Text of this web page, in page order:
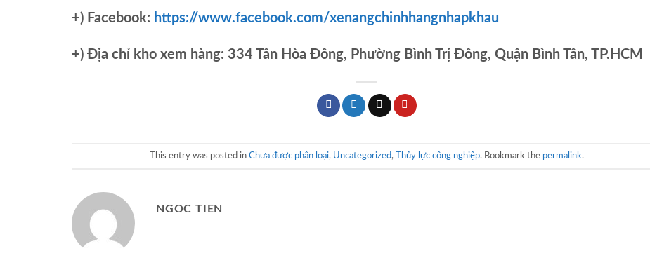
+) Facebook: https://www.facebook.com/xenangchinhhangnhapkhau
+) Địa chỉ kho xem hàng: 334 Tân Hòa Đông, Phường Bình Trị Đông, Quận Bình Tân, TP.HCM
This entry was posted in Chưa được phân loại, Uncategorized, Thủy lực công nghiệp. Bookmark the permalink.
NGOC TIEN